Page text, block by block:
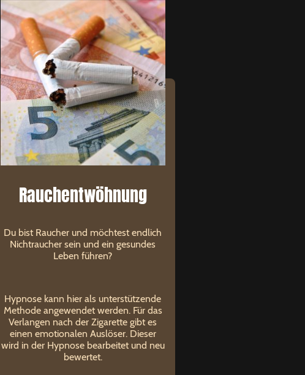
Rauchentwöhnung
Du bist Raucher und möchtest endlich
Nichtraucher sein und ein gesundes
Leben führen?
Hypnose kann hier als unterstützende
Methode angewendet werden. Für das
Verlangen nach der Zigarette gibt es
einen emotionalen Auslöser. Dieser
wird in der Hypnose bearbeitet und neu
bewertet.